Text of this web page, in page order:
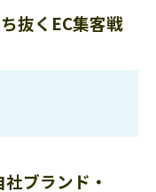
抜くEC集客戦
ブランド・